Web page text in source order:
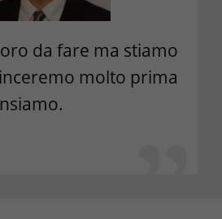
da fare ma stiamo
molto prima